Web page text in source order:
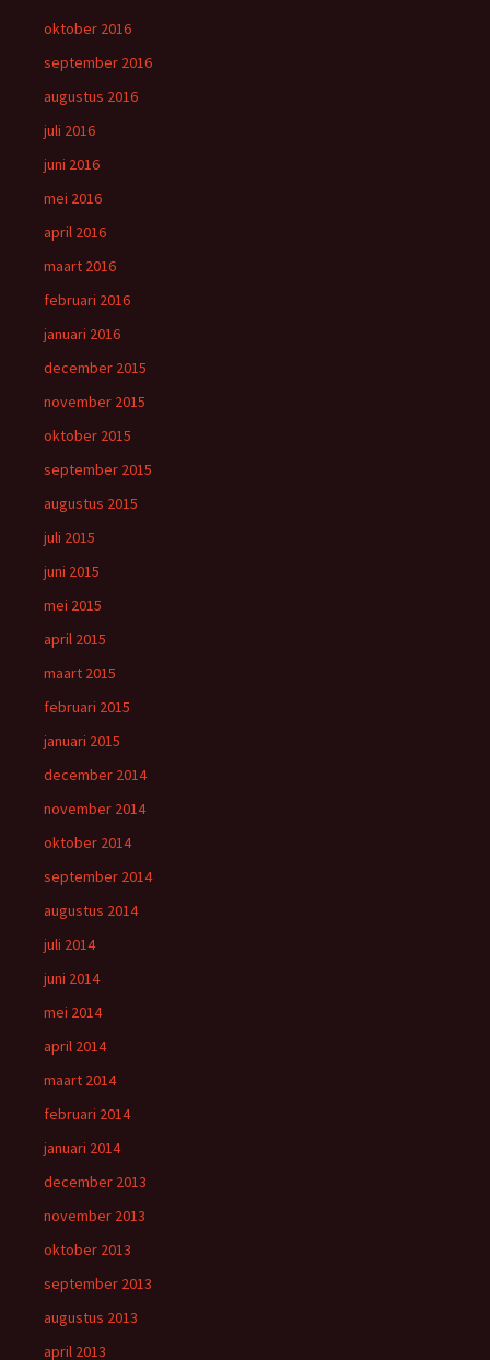
oktober 2016
september 2016
augustus 2016
juli 2016
juni 2016
mei 2016
april 2016
maart 2016
februari 2016
januari 2016
december 2015
november 2015
oktober 2015
september 2015
augustus 2015
juli 2015
juni 2015
mei 2015
april 2015
maart 2015
februari 2015
januari 2015
december 2014
november 2014
oktober 2014
september 2014
augustus 2014
juli 2014
juni 2014
mei 2014
april 2014
maart 2014
februari 2014
januari 2014
december 2013
november 2013
oktober 2013
september 2013
augustus 2013
april 2013